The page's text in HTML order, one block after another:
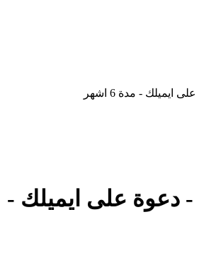
Gemini Pro - دعوة على ايميلك -